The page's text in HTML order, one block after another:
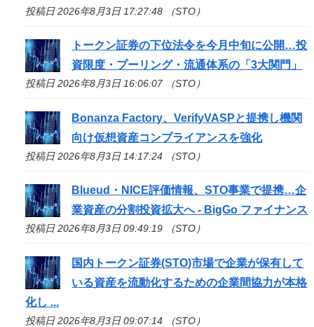
投稿日 2026年8月3日 17:27:48 （STO）
トークン証券の下位法令を今月中旬に公開…投
資限度・プーリング・流通体系の「3大関門」
投稿日 2026年8月3日 16:06:07 （STO）
Bonanza Factory、VerifyVASPと提携し機関
向け仮想資産コンプライアンスを強化
投稿日 2026年8月3日 14:17:24 （STO）
Blueud・NICE評価情報、STO事業で提携…企
業資産の分割投資拡大へ - BigGo ファイナンス
投稿日 2026年8月3日 09:49:19 （STO）
国内トークン証券(STO)市場で企業が保有して
いる資産を流動化するための企業間協力が本格
化し ...
投稿日 2026年8月3日 09:07:14 （STO）